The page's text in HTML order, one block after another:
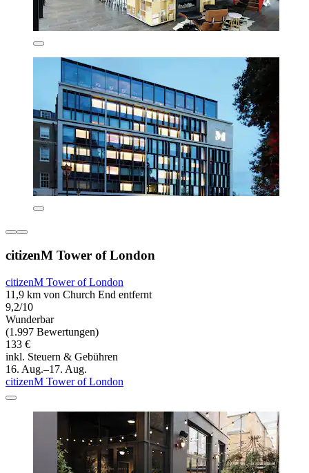
citizenM Tower of London
citizenM Tower of London
11,9 km von Church End entfernt
9,2/10
Wunderbar
(1.997 Bewertungen)
133 €
inkl. Steuern & Gebühren
16. Aug.–17. Aug.
citizenM Tower of London